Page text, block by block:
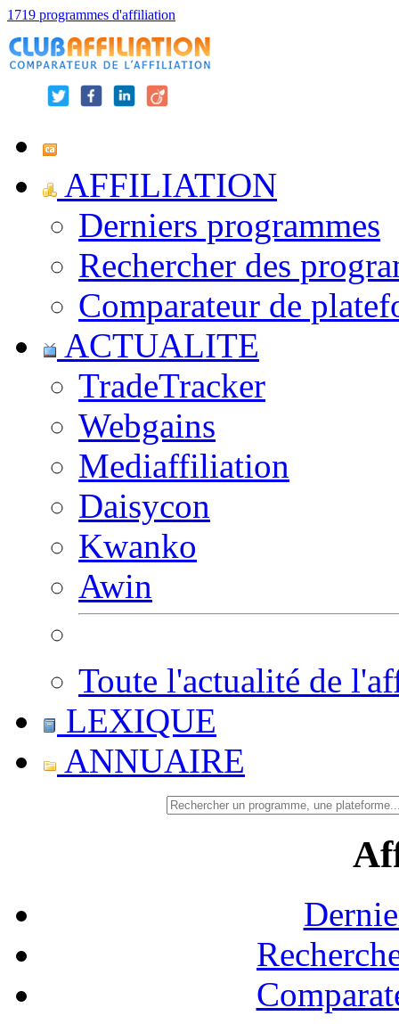
1719 programmes d'affiliation
AFFILIATION
Derniers programmes
Rechercher des
Comparateur de
ACTUALITE
TradeTracker
Webgains
Mediaffiliation
Daisycon
Kwanko
Awin
Toute l'actualité de
LEXIQUE
ANNUAIRE